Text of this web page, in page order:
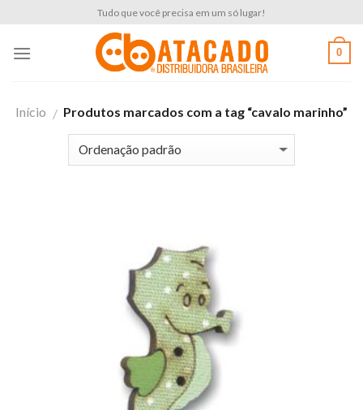
content
Tudo que você precisa em um só lugar!
0
Início / Produtos marcados com a tag “cavalo marinho”